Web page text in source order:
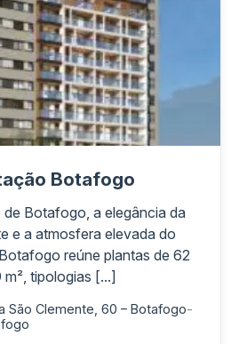
Botafogo
de Botafogo, a elegância da
e a atmosfera elevada do
reúne plantas de 62
m², tipologias [...]
São Clemente, 60 – Botafogo-